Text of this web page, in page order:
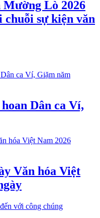
Lò 2026
chuỗi sự kiện văn
Dân ca Ví,
Văn hóa Việt